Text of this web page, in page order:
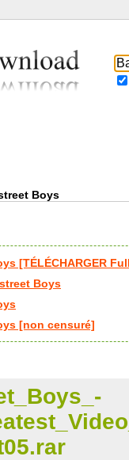
Boys
[TÉLÉCHARGER
Boys
[non censuré]